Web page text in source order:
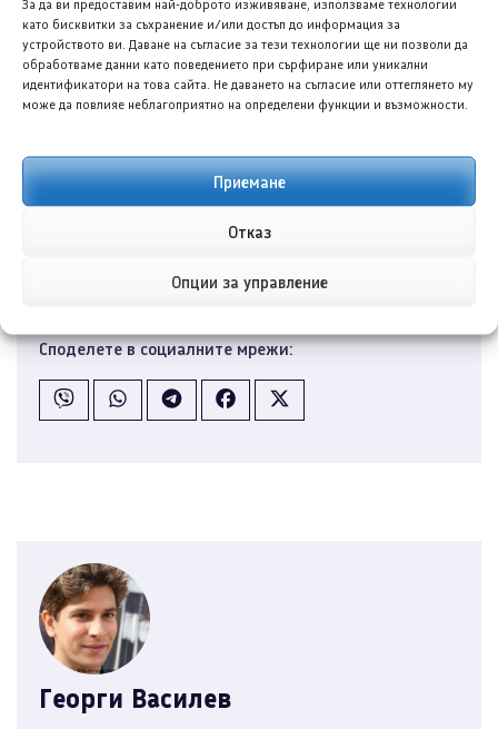
За да ви предоставим най-доброто изживяване, използваме технологии
като бисквитки за съхранение и/или достъп до информация за
устройството ви. Даване на съгласие за тези технологии ще ни позволи да
обработваме данни като поведението при сърфиране или уникални
идентификатори на това сайта. Не даването на съгласие или оттеглянето му
може да повлияе неблагоприятно на определени функции и възможности.
Приемане
Отказ
Опции за управление
B10. Очакваме стартова цена от около 29 000 евро,
когато моделът пристигне през втората половина
на годината, конкурирайки се с Форд (Ford) Puma
Фолксваген (VW) ID.2 X.
Споделете в социалните мрежи:
Георги Василев